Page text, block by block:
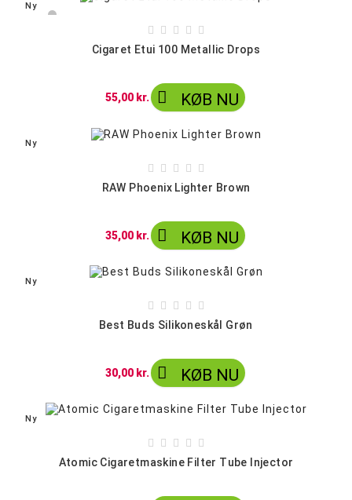
Ny
Sølv
    
Cigaret Etui 100 Metallic Drops
55,00 kr.  KØB NU
Ny
    
RAW Phoenix Lighter Brown
35,00 kr.  KØB NU
Ny
    
Best Buds Silikoneskål Grøn
30,00 kr.  KØB NU
Ny
    
Atomic Cigaretmaskine Filter Tube Injector